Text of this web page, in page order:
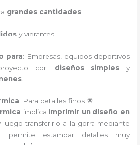
grandes cantidades.
y vibrantes.
para: Empresas, equipos deportivos
con diseños simples y
: Para detalles finos 🌟
implica imprimir un diseño en
luego transferirlo a la gorra mediante
permite estampar detalles muy